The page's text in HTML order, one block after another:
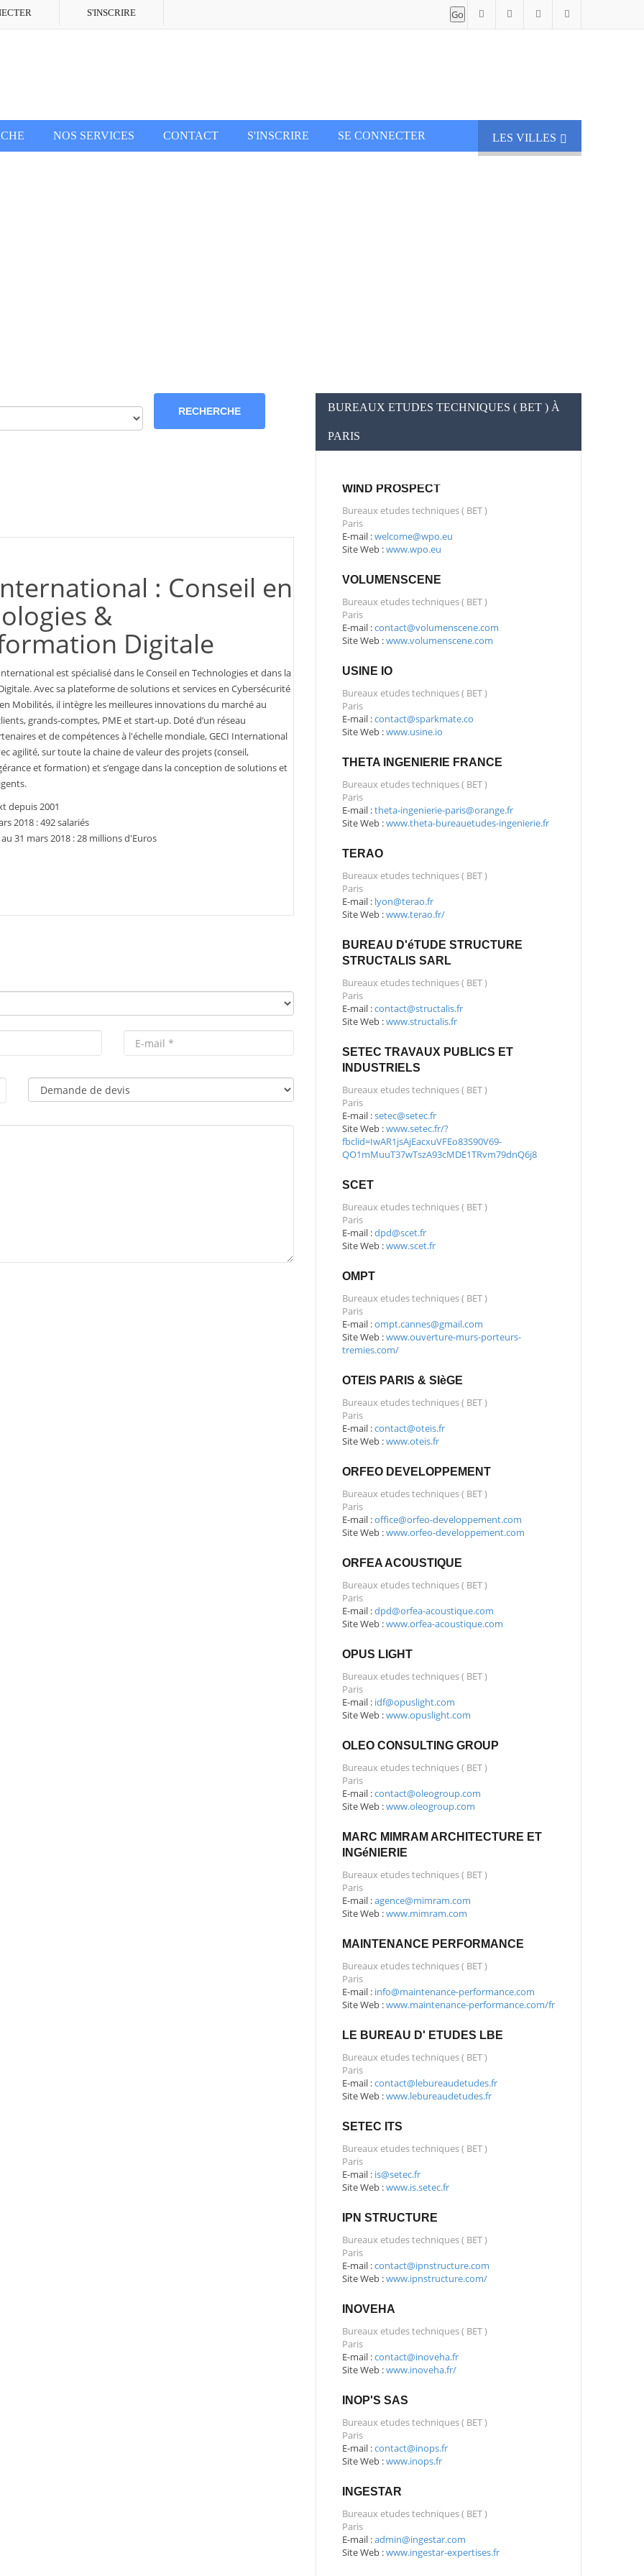
S'INSCRIRE
NOS SERVICES CONTACT S'INSCRIRE SE CONNECTER LES VILLES
: Conseil en
&
Digitale
est spécialisé dans le Conseil en Technologies et dans la
Avec sa plateforme de solutions et services en Cybersécurité
Mobilités, il intègre les meilleures innovations du marché au
grands-comptes, PME et start-up. Doté d’un réseau
et de compétences à l'échelle mondiale, GECI International
agilité, sur toute la chaine de valeur des projets (conseil,
et formation) et s’engage dans la conception de solutions et
depuis 2001
2018 : 492 salariés
31 mars 2018 : 28 millions d'Euros
BUREAUX ETUDES TECHNIQUES ( BET ) À
PARIS
WIND PROSPECT
Bureaux etudes techniques ( BET )
Paris
E-mail :welcome@wpo.eu
Site Web :www.wpo.eu
VOLUMENSCENE
Bureaux etudes techniques ( BET )
Paris
E-mail :contact@volumenscene.com
Site Web :www.volumenscene.com
USINE IO
Bureaux etudes techniques ( BET )
Paris
E-mail :contact@sparkmate.co
Site Web :www.usine.io
THETA INGENIERIE FRANCE
Bureaux etudes techniques ( BET )
Paris
E-mail :theta-ingenierie-paris@orange.fr
Site Web :www.theta-bureauetudes-ingenierie.fr
TERAO
Bureaux etudes techniques ( BET )
Paris
E-mail : lyon@terao.fr
Site Web :www.terao.fr/
BUREAU D'éTUDE STRUCTURE
STRUCTALIS SARL
Bureaux etudes techniques ( BET )
Paris
E-mail :contact@structalis.fr
Site Web :www.structalis.fr
SETEC TRAVAUX PUBLICS ET
INDUSTRIELS
Bureaux etudes techniques ( BET )
Paris
E-mail :setec@setec.fr
Site Web :www.setec.fr/?
fbclid=IwAR1jsAjEacxuVFEo83S90V69-
QO1mMuuT37wTszA93cMDE1TRvm79dnQ6j8
SCET
Bureaux etudes techniques ( BET )
Paris
E-mail :dpd@scet.fr
Site Web :www.scet.fr
OMPT
Bureaux etudes techniques ( BET )
Paris
E-mail :ompt.cannes@gmail.com
Site Web :www.ouverture-murs-porteurs-
tremies.com/
OTEIS PARIS & SIèGE
Bureaux etudes techniques ( BET )
Paris
E-mail :contact@oteis.fr
Site Web :www.oteis.fr
ORFEO DEVELOPPEMENT
Bureaux etudes techniques ( BET )
Paris
E-mail :office@orfeo-developpement.com
Site Web :www.orfeo-developpement.com
ORFEA ACOUSTIQUE
Bureaux etudes techniques ( BET )
Paris
E-mail :dpd@orfea-acoustique.com
Site Web :www.orfea-acoustique.com
OPUS LIGHT
Bureaux etudes techniques ( BET )
Paris
E-mail : idf@opuslight.com
Site Web :www.opuslight.com
OLEO CONSULTING GROUP
Bureaux etudes techniques ( BET )
Paris
E-mail :contact@oleogroup.com
Site Web :www.oleogroup.com
MARC MIMRAM ARCHITECTURE ET
INGéNIERIE
Bureaux etudes techniques ( BET )
Paris
E-mail :agence@mimram.com
Site Web :www.mimram.com
MAINTENANCE PERFORMANCE
Bureaux etudes techniques ( BET )
Paris
E-mail : info@maintenance-performance.com
Site Web :www.maintenance-performance.com/fr
LE BUREAU D' ETUDES LBE
Bureaux etudes techniques ( BET )
Paris
E-mail :contact@lebureaudetudes.fr
Site Web :www.lebureaudetudes.fr
SETEC ITS
Bureaux etudes techniques ( BET )
Paris
E-mail : is@setec.fr
Site Web :www.is.setec.fr
IPN STRUCTURE
Bureaux etudes techniques ( BET )
Paris
E-mail :contact@ipnstructure.com
Site Web :www.ipnstructure.com/
INOVEHA
Bureaux etudes techniques ( BET )
Paris
E-mail :contact@inoveha.fr
Site Web :www.inoveha.fr/
INOP'S SAS
Bureaux etudes techniques ( BET )
Paris
E-mail :contact@inops.fr
Site Web :www.inops.fr
INGESTAR
Bureaux etudes techniques ( BET )
Paris
E-mail :admin@ingestar.com
Site Web :www.ingestar-expertises.fr